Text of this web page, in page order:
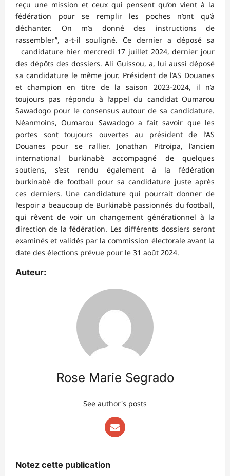
reçu une mission et ceux qui pensent qu’on vient à la
fédération pour se remplir les poches n’ont qu’à
déchanter. On m’a donné des instructions de
rassembler”, a-t-il souligné. Ce dernier a déposé sa
candidature hier mercredi 17 juillet 2024, dernier jour
des dépôts des dossiers. Ali Guissou, a, lui aussi déposé
sa candidature le même jour. Président de l’AS Douanes
et champion en titre de la saison 2023-2024, il n’a
toujours pas répondu à l’appel du candidat Oumarou
Sawadogo pour le consensus autour de sa candidature.
Néanmoins, Oumarou Sawadogo a fait savoir que les
portes sont toujours ouvertes au président de l’AS
Douanes pour se rallier. Jonathan Pitroipa, l’ancien
international burkinabè accompagné de quelques
soutiens, s’est rendu également à la fédération
burkinabè de football pour sa candidature juste après
ces derniers. Une candidature qui pourrait donner de
l’espoir a beaucoup de Burkinabè passionnés du football,
qui rêvent de voir un changement générationnel à la
direction de la fédération. Les différents dossiers seront
examinés et validés par la commission électorale avant la
date des élections prévue pour le 31 août 2024.
Auteur:
Rose Marie Segrado
See author's posts
Notez cette publication